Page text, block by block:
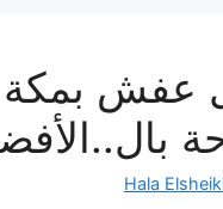
بال..الأفضل
Hala